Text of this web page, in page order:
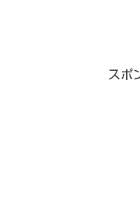
スポ